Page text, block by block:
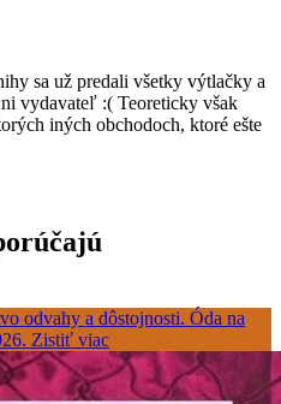
sa už predali všetky výtlačky a
vydavateľ :( Teoreticky však
iných obchodoch, ktoré ešte